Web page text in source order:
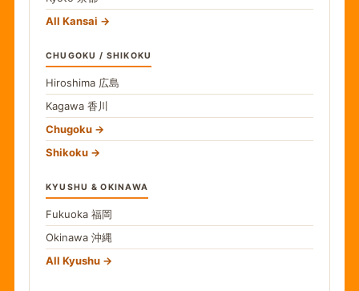
All Kansai
CHUGOKU / SHIKOKU
Hiroshima 広島
Kagawa 香川
Chugoku
Shikoku
KYUSHU & OKINAWA
Fukuoka 福岡
Okinawa 沖縄
All Kyushu